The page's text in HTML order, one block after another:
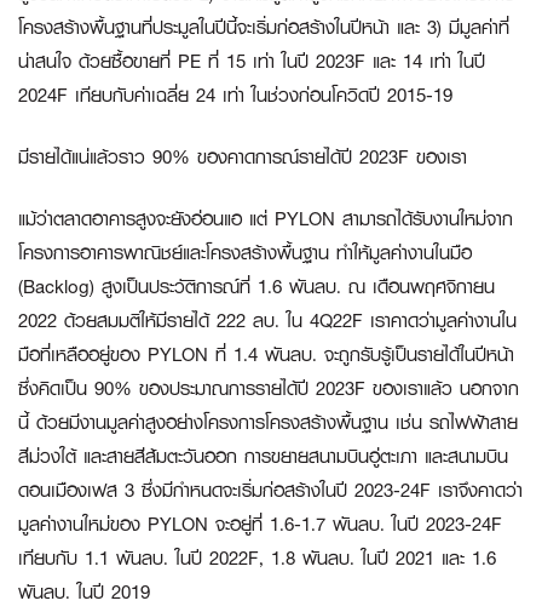
โครงสร้างพื้นฐานที่ประมูลในปีนี้จะเริ่มก่อสร้างในปีหน้า และ 3) มีมูลค่าที่
น่าสนใจ ด้วยซื้อขายที่ PE ที่ 15 เท่า ในปี 2023F และ 14 เท่า ในปี
2024F เทียบกับค่าเฉลี่ย 24 เท่า ในช่วงก่อนโควิดปี 2015-19
มีรายได้แน่แล้วราว 90% ของคาดการณ์รายได้ปี 2023F ของเรา
แม้ว่าตลาดอาคารสูงจะยังอ่อนแอ แต่ PYLON สามารถได้รับงานใหม่จาก
โครงการอาคารพาณิชย์และโครงสร้างพื้นฐาน ทำให้มูลค่างานในมือ
(Backlog) สูงเป็นประวัติการณ์ที่ 1.6 พันลบ. ณ เดือนพฤศจิกายน
2022 ด้วยสมมติให้มีรายได้ 222 ลบ. ใน 4Q22F เราคาดว่ามูลค่างานใน
มือที่เหลืออยู่ของ PYLON ที่ 1.4 พันลบ. จะถูกรับรู้เป็นรายได้ในปีหน้า
ซึ่งคิดเป็น 90% ของประมาณการรายได้ปี 2023F ของเราแล้ว นอกจาก
นี้ ด้วยมีงานมูลค่าสูงอย่างโครงการโครงสร้างพื้นฐาน เช่น รถไฟฟ้าสาย
สีม่วงใต้ และสายสีส้มตะวันออก การขยายสนามบินอู่ตะเภา และสนามบิน
ดอนเมืองเฟส 3 ซึ่งมีกำหนดจะเริ่มก่อสร้างในปี 2023-24F เราจึงคาดว่า
มูลค่างานใหม่ของ PYLON จะอยู่ที่ 1.6-1.7 พันลบ. ในปี 2023-24F
เทียบกับ 1.1 พันลบ. ในปี 2022F, 1.8 พันลบ. ในปี 2021 และ 1.6
พันลบ. ในปี 2019